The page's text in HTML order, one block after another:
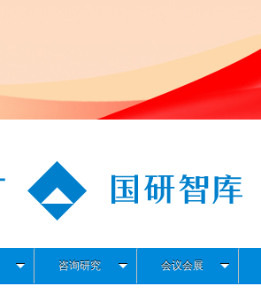
咨询研究 会议会展